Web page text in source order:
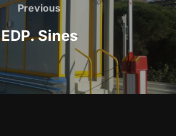
Previous
Previous
EDP. Sines